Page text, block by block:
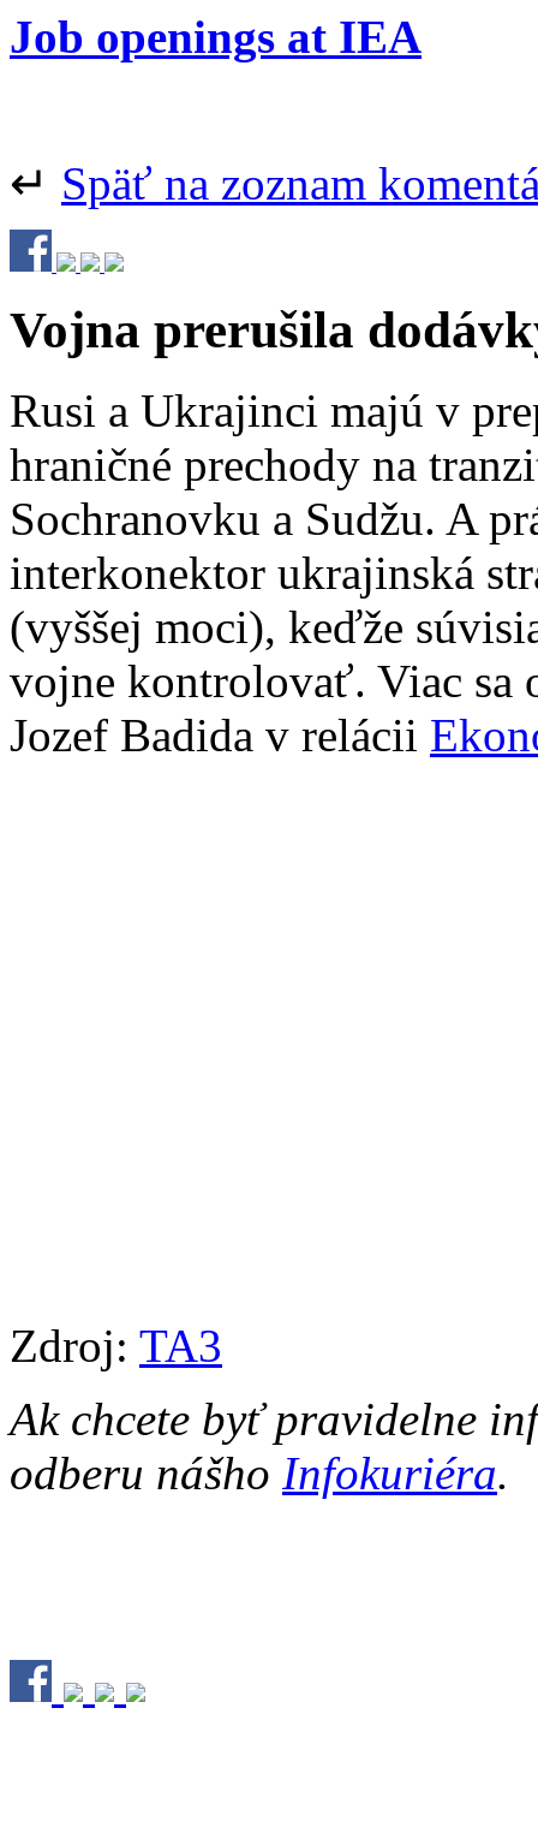
Job openings at IEA
↵ Späť na zoznam
Vojna prerušila
Rusi a Ukrajinci majú v
hraničné prechody na
Sochranovku a Sudžu. A
interkonektor ukrajinská
(vyššej moci), keďže
vojne kontrolovať. Viac sa
Jozef Badida v relácii
Zdroj: TA3
Ak chcete byť pravidelne
odberu nášho Infokuriéra.